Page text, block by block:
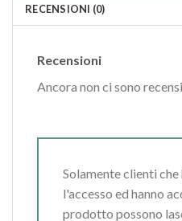
RECENSIONI (0)
Recensioni
Ancora non ci sono
Solamente clienti
l'accesso ed hanno
prodotto possono